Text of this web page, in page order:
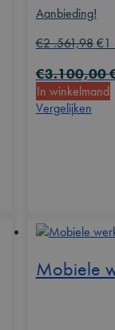
Aanbieding!
€2 .561,98
€2
€1
€3.100,00
In winkelmand
Vergelijken
Mobiele